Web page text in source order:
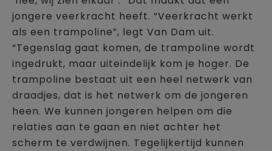
jongere veerkracht heeft. “Veerkracht werkt
als een trampoline”, legt Van Dam uit.
“Tegenslag gaat komen, de trampoline wordt
ingedrukt, maar uiteindelijk kom je hoger. De
trampoline bestaat uit een heel netwerk van
draadjes, dat is het netwerk om de jongeren
heen. We kunnen jongeren helpen om die
relaties aan te gaan en niet achter het
scherm te verdwijnen. Tegelijkertijd kunnen